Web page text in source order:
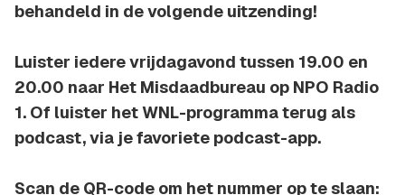
behandeld in de volgende uitzending!
Luister iedere vrijdagavond tussen 19.00 en
20.00 naar Het Misdaadbureau op NPO Radio
1. Of luister het WNL-programma terug als
podcast, via je favoriete podcast-app.
Scan de QR-code om het nummer op te slaan: